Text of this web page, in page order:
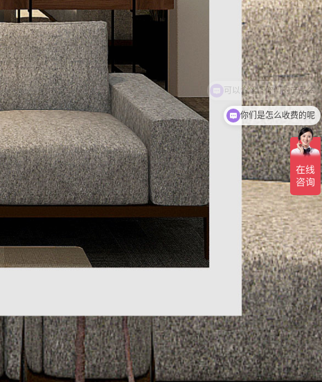
你们是怎么收费的呢